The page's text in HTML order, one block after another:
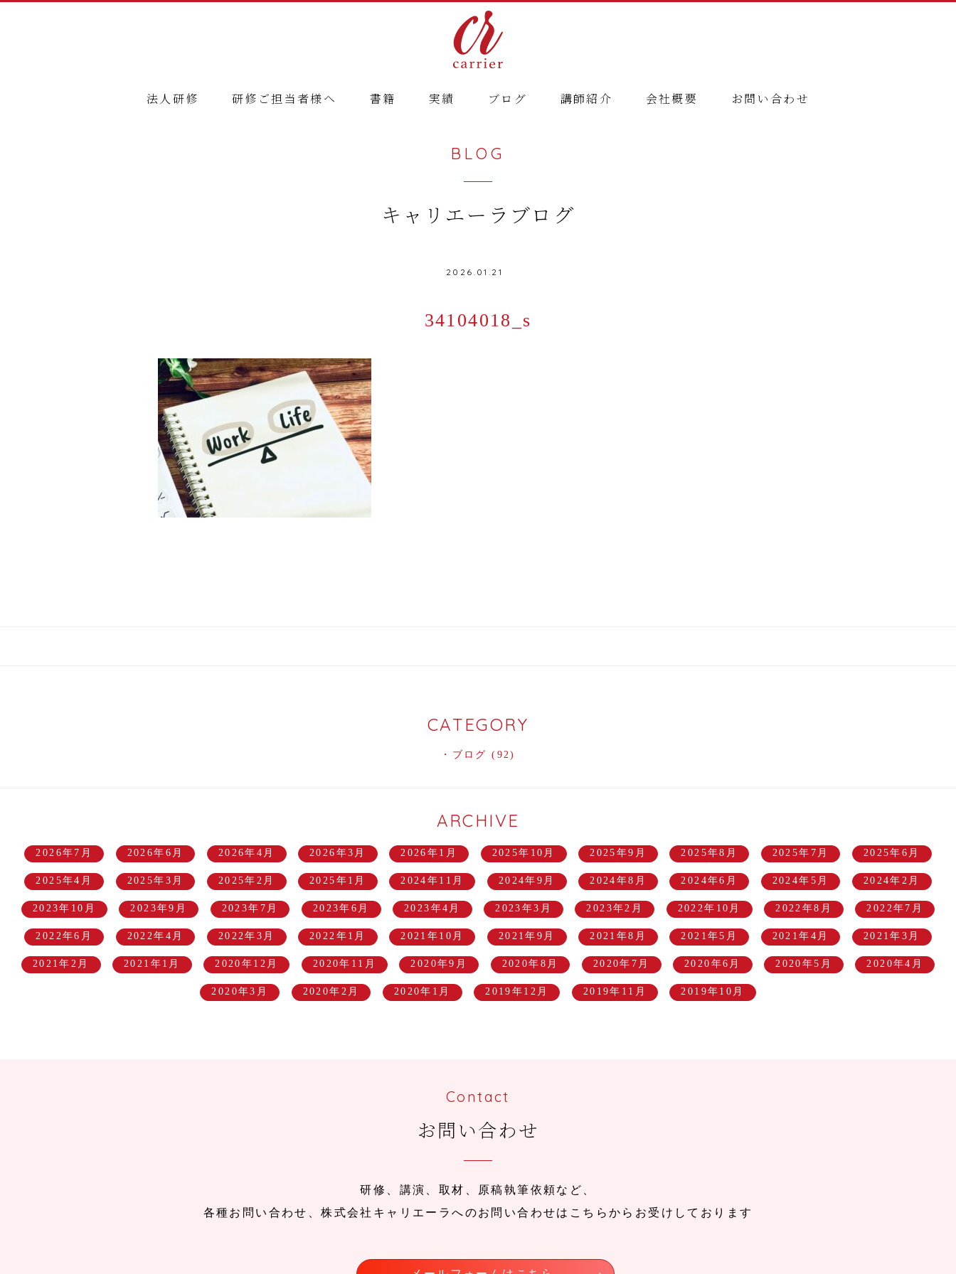
法人研修 研修ご担当者様へ 書籍 実績 ブログ 講師紹介 会社概要 お問い合わせ
BLOG
キャリエーラブログ
2026.01.21
34104018_s
CATEGORY
ブログ (92)
ARCHIVE
2026年7月 2026年6月 2026年4月 2026年3月 2026年1月 2025年10月 2025年9月 2025年8月 2025年7月 2025年6月
2025年4月 2025年3月 2025年2月 2025年1月 2024年11月 2024年9月 2024年8月 2024年6月 2024年5月 2024年2月
2023年10月 2023年9月 2023年7月 2023年6月 2023年4月 2023年3月 2023年2月 2022年10月 2022年8月 2022年7月
2022年6月 2022年4月 2022年3月 2022年1月 2021年10月 2021年9月 2021年8月 2021年5月 2021年4月 2021年3月
2021年2月 2021年1月 2020年12月 2020年11月 2020年9月 2020年8月 2020年7月 2020年6月 2020年5月 2020年4月
2020年3月 2020年2月 2020年1月 2019年12月 2019年11月 2019年10月
Contact
お問い合わせ
研修、講演、取材、原稿執筆依頼など、
各種お問い合わせ、株式会社キャリエーラへのお問い合わせはこちらからお受けしております